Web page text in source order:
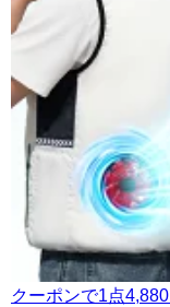
クーポンで1点